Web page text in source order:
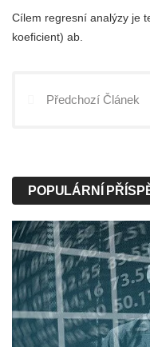
Cílem regresní analýzy je
koeficient) ab.
Předchozí Článek
POPULÁRNÍ